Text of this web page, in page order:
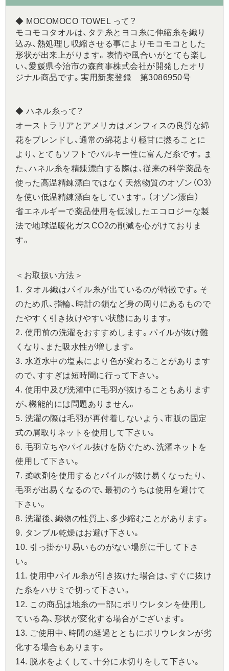
◆ MOCOMOCO TOWEL って？
モコモコタオルは、タテ糸とヨコ糸に伸縮糸を織り
込み、熱処理し収縮させる事によりモコモコとした
形状が出来上がります。表情や風合いがとても楽し
い、愛媛県今治市の森商事株式会社が開発したオリ
ジナル商品です。実用新案登録 第3086950号
◆ ハネル糸って？
オーストラリアとアメリカはメンフィスの良質な綿
花をブレンドし、通常の綿花より極甘に撚ることに
より、とてもソフトでバルキー性に富んだ糸です。ま
た、ハネル糸を精錬漂白する際は、従来の科学薬品を
使った高温精錬漂白ではなく天然物質のオゾン（O3）
を使い低温精錬漂白をしています。（オゾン漂白）
省エネルギーで薬品使用を低減したエコロジーな製
法で地球温暖化ガスCO2の削減を心がけておりま
す。
＜お取扱い方法＞
1. タオル織はパイル糸が出ているのが特徴です。そ
のため爪、指輪、時計の鎖など身の周りにあるもので
たやすく引き抜けやすい状態にあります。
2. 使用前の洗濯をおすすめします。パイルが抜け難
くなり、また吸水性が増します。
3. 水道水中の塩素により色が変わることがあります
ので、すすぎは短時間に行って下さい。
4. 使用中及び洗濯中に毛羽が抜けることもあります
が、機能的には問題ありません。
5. 洗濯の際は毛羽が再付着しないよう、市販の固定
式の屑取りネットを使用して下さい。
6. 毛羽立ちやパイル抜けを防ぐため、洗濯ネットを
使用して下さい。
7. 柔軟剤を使用するとパイルが抜け易くなったり、
毛羽が出易くなるので、最初のうちは使用を避けて
下さい。
8. 洗濯後、織物の性質上、多少縮むことがあります。
9. タンブル乾燥はお避け下さい。
10. 引っ掛かり易いものがない場所に干して下さ
い。
11. 使用中パイル糸が引き抜けた場合は、すぐに抜け
た糸をハサミで切って下さい。
12. この商品は地糸の一部にポリウレタンを使用し
ている為、形状が変化する場合がございます。
13. ご使用中、時間の経過とともにポリウレタンが劣
化する場合もあります。
14. 脱水をよくして、十分に水切りをして下さい。